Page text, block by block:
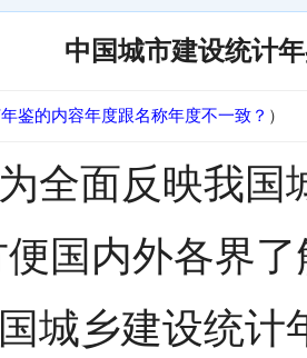
中国城市建设统计
鉴的内容年度跟名称年度不一致？ ）
全面反映我国
国内外各界
国城乡建设统